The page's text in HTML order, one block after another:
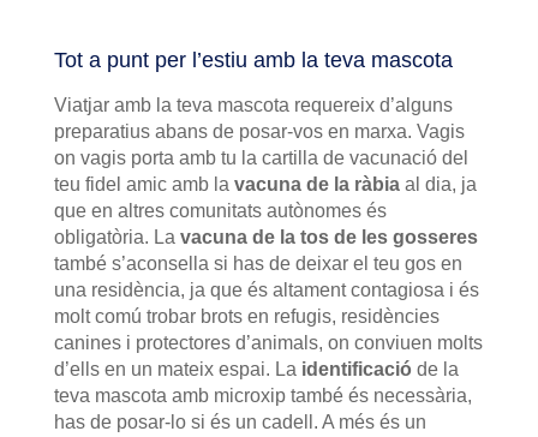
Tot a punt per l’estiu amb la teva mascota
Viatjar amb la teva mascota requereix d’alguns
preparatius abans de posar-vos en marxa. Vagis
on vagis porta amb tu la cartilla de vacunació del
teu fidel amic amb la vacuna de la ràbia al dia, ja
que en altres comunitats autònomes és
obligatòria. La vacuna de la tos de les gosseres
també s’aconsella si has de deixar el teu gos en
una residència, ja que és altament contagiosa i és
molt comú trobar brots en refugis, residències
canines i protectores d’animals, on conviuen molts
d’ells en un mateix espai. La identificació de la
teva mascota amb microxip també és necessària,
has de posar-lo si és un cadell. A més és un